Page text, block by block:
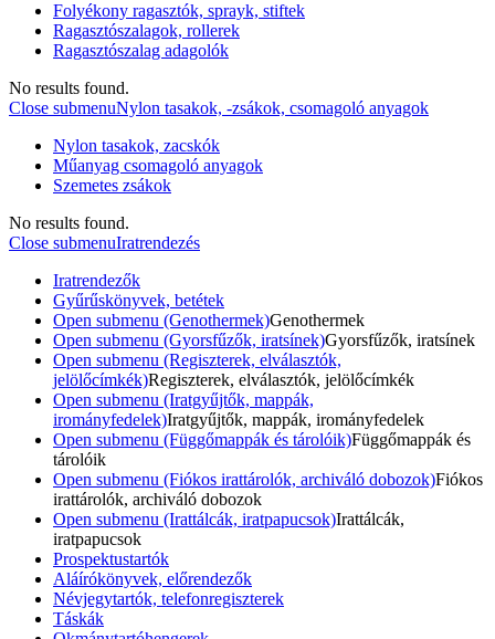
Folyékony ragasztók, sprayk, stiftek
Ragasztószalagok, rollerek
Ragasztószalag adagolók
No results found.
Close submenuNylon tasakok, -zsákok, csomagoló anyagok
Nylon tasakok, zacskók
Műanyag csomagoló anyagok
Szemetes zsákok
No results found.
Close submenuIratrendezés
Iratrendezők
Gyűrűskönyvek, betétek
Open submenu (Genothermek)Genothermek
Open submenu (Gyorsfűzők, iratsínek)Gyorsfűzők, iratsínek
Open submenu (Regiszterek, elválasztók,
jelölőcímkék)Regiszterek, elválasztók, jelölőcímkék
Open submenu (Iratgyűjtők, mappák,
irományfedelek)Iratgyűjtők, mappák, irományfedelek
Open submenu (Függőmappák és tárolóik)Függőmappák és
tárolóik
Open submenu (Fiókos irattárolók, archiváló dobozok)Fiókos
irattárolók, archiváló dobozok
Open submenu (Irattálcák, iratpapucsok)Irattálcák,
iratpapucsok
Prospektustartók
Aláírókönyvek, előrendezők
Névjegytartók, telefonregiszterek
Táskák